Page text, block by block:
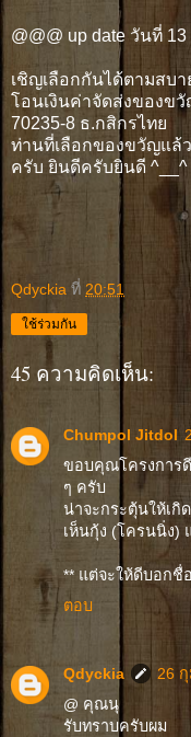
@@@ up date วันที่
เชิญเลือกกันได้ตามสบา
โอนเงินค่าจัดส่งของขวั
70235-8 ธ.กสิกรไทย
ท่านที่เลือกของขวัญแล้
ครับ ยินดีครับยินดี ^__^
Qdyckia ที่ 20:51
ใช้ร่วมกัน
45 ความคิดเห็น:
Chumpol Jitdol
ขอบคุณโครงการ
ๆ ครับ
น่าจะกระตุ้นให้เ
เห็นกุ้ง (โครนนิ่ง)
** แต่จะให้ดีบอกชื่
ตอบ
Qdyckia
26
@ คุณนุ
รับทราบครับผม